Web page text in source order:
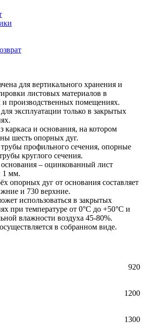
для вертикального хранения и
листовых материалов в
и производственных помещениях.
эксплуатации только в закрытых
каркаса и основания, на котором
шесть опорных дуг.
трубы профильного сечения, опорные
круглого сечения.
– оцинкованный лист
1 мм.
опорных дуг от основания составляет
и 730 верхние.
использоваться в закрытых
при температуре от 0°C до +50°C и
влажности воздуха 45-80%.
в собранном виде.
920
1200
1300